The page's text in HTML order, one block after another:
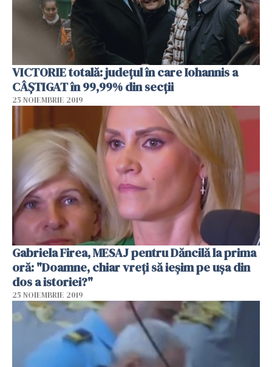
VICTORIE totală: județul în care Iohannis a
CÂȘTIGAT în 99,99% din secții
25 NOIEMBRIE 2019
Gabriela Firea, MESAJ pentru Dăncilă la prima
oră: "Doamne, chiar vreți să ieșim pe ușa din
dos a istoriei?"
25 NOIEMBRIE 2019